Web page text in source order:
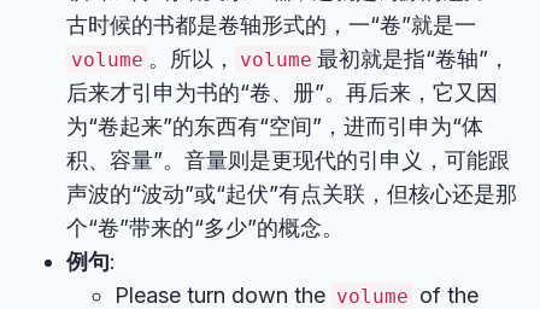
古时候的书都是卷轴形式的，一“卷”就是一
volume 。所以， volume 最初就是指“卷轴”，
后来才引申为书的“卷、册”。再后来，它又因
为“卷起来”的东西有“空间”，进而引申为“体
积、容量”。音量则是更现代的引申义，可能跟
声波的“波动”或“起伏”有点关联，但核心还是那
个“卷”带来的“多少”的概念。
例句:
Please turn down the volume of the